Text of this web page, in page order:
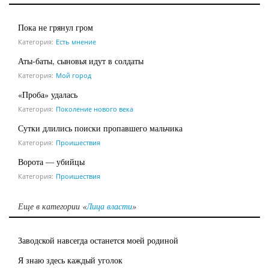
Пока не грянул гром
Категория: Есть мнение
Аты-баты, сыновья идут в солдаты
Категория: Мой город
«Проба» удалась
Категория: Поколение нового века
Сутки длились поиски пропавшего мальчика
Категория: Проишествия
Ворота — убийцы
Категория: Проишествия
Еще в категории «Лица власти»
Заводской навсегда останется моей родиной
Я знаю здесь каждый уголок